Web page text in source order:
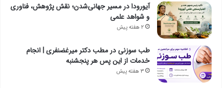
آیورودا در مسیر جهانی‌شدن؛ نقش پژوهش، فناوری
و شواهد علمی
۲ هفته پیش
طب سوزنی در مطب دکتر میرغضنفری | انجام
خدمات از این پس هر پنجشنبه
۳ هفته پیش